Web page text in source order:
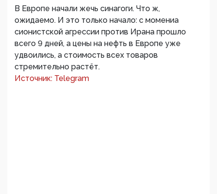
В Европе начали жечь синагоги. Что ж,
ожидаемо. И это только начало: с момениа
сионистской агрессии против Ирана прошло
всего 9 дней, а цены на нефть в Европе уже
удвоились, а стоимость всех товаров
стремительно растёт.
Источник: Telegram